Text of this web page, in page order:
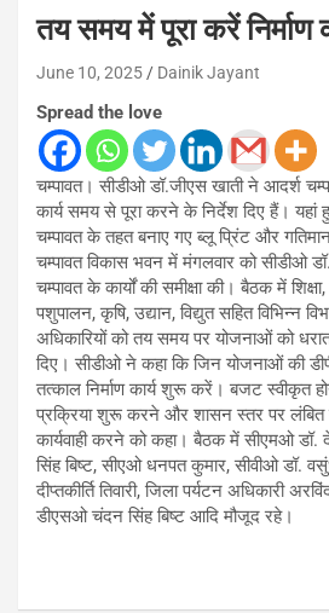
तय समय में पूरा करें निर्माण
June 10, 2025 Dainik Jayant
Spread the love
चम्पावत। सीडीओ डॉ.जीएस खाती ने आदर्श
कार्य समय से पूरा करने के निर्देश दिए हैं।
चम्पावत के तहत बनाए गए ब्लू प्रिंट और गतिमान
चम्पावत विकास भवन में मंगलवार को सीडीओ
चम्पावत के कार्यों की समीक्षा की। बैठक में
पशुपालन, कृषि, उद्यान, विद्युत सहित विभिन्न
अधिकारियों को तय समय पर योजनाओं को
दिए। सीडीओ ने कहा कि जिन योजनाओं की
तत्काल निर्माण कार्य शुरू करें। बजट स्वीकृत
प्रक्रिया शुरू करने और शासन स्तर पर लंबित
कार्यवाही करने को कहा। बैठक में सीएमओ डॉ.
सिंह बिष्ट, सीएओ धनपत कुमार, सीवीओ डॉ.
दीप्तकीर्ति तिवारी, जिला पर्यटन अधिकारी
डीएसओ चंदन सिंह बिष्ट आदि मौजूद रहे।